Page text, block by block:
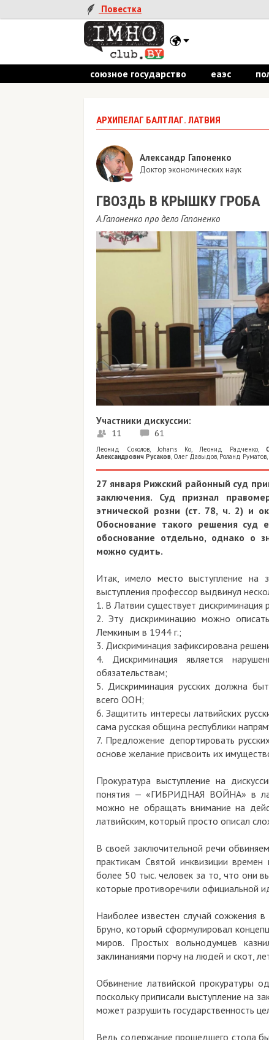
Повестка
союзное государство еаэс
АРХИПЕЛАГ БАЛТЛАГ. ЛАТВИЯ
Александр Гапоненко
Доктор экономических наук
ГВОЗДЬ В КРЫШКУ ГРОБА
А.Гапоненко про дело Гапоненко
Участники дискуссии:
11 61
Леонид Соколов Johans Ko Леонид Радченко
Александрович Русаков Олег Давыдов Роланд Руматов
27 января Рижский районный суд
заключения. Суд признал
этнической розни (ст. 78, ч. 2) и
Обоснование такого решения
обоснование отдельно, однако о
можно судить.
Итак, имело место выступление на
выступления профессор выдвинул
1. В Латвии существует дискриминация
2. Эту дискриминацию можно
Лемкиным в 1944 г.;
3. Дискриминация зафиксирована
4. Дискриминация является
обязательствам;
5. Дискриминация русских должна
всего ООН;
6. Защитить интересы латвийских
сама русская община республики
7. Предложение депортировать
основе желание присвоить их
Прокуратура выступление на
понятия — «ГИБРИДНАЯ ВОЙНА» в
можно не обращать внимание на
латвийским, который просто описал
В своей заключительной речи
практикам Святой инквизиции
более 50 тыс. человек за то, что они
которые противоречили официальной
Наиболее известен случай сожжения
Бруно, который сформулировал
миров. Простых вольнодумцев
заклинаниями порчу на людей и скот,
Обвинение латвийской прокуратуры
поскольку приписали выступление на
может разрушить государственность
Ведь содержание прошедшего стола